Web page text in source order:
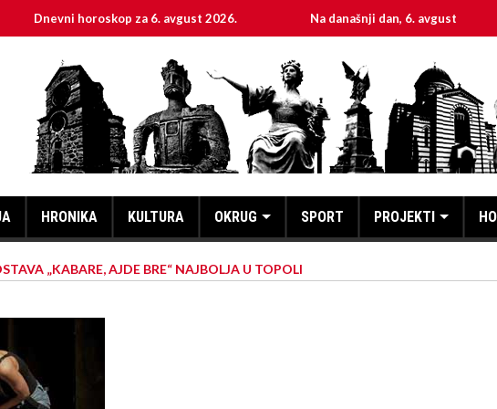
horoskop za 6. avgust 2026. Na današnji dan, 6. avgust
HRONIKA KULTURA OKRUG SPORT PROJEKTI
„KABARE, AJDE BRE“ NAJBOLJA U TOPOLI